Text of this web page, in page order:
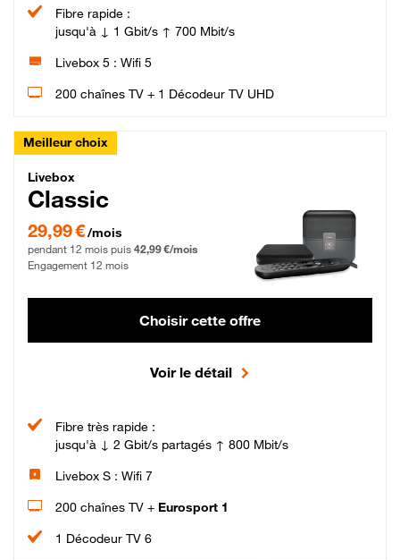
Fibre rapide :
jusqu'à ↓ 1 Gbit/s ↑ 700 Mbit/s
Livebox 5 : Wifi 5
200 chaînes TV + 1 Décodeur TV UHD
Meilleur choix
Livebox Classic Fibre
Livebox
Classic
29,99 € par mois pendant 12 mois puis 42,99 € par mois, Engagement 12 mois
29,99 €/mois
pendant 12 mois puis 42,99 €/mois
Engagement 12 mois
Choisir cette offre
Voir le détail
Fibre très rapide :
jusqu'à ↓ 2 Gbit/s partagés ↑ 800 Mbit/s
Livebox S : Wifi 7
200 chaînes TV + Eurosport 1
1 Décodeur TV 6